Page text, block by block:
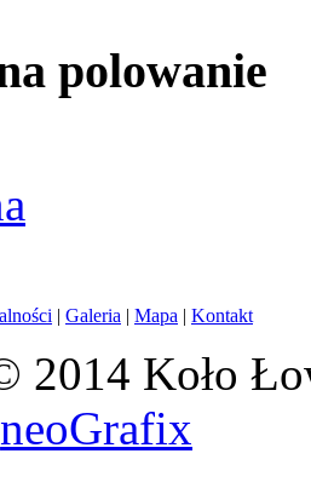
polowanie
| Galeria | Mapa | Kontakt
2014 Koło
neoGrafix